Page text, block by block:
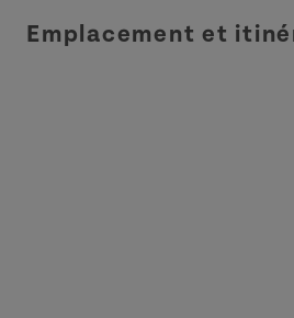
Emplacement et